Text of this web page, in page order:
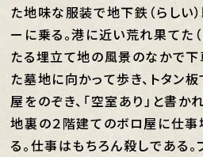
た地味な服装で地下鉄（らしい
ーに乗る。港に近い荒れ果てた
たる埋立て地の風景のなかで
た墓地に向かって歩き、トタン
屋をのぞき、「空室あり」と書
地裏の２階建てのボロ屋に仕事
る。仕事はもちろん殺しである